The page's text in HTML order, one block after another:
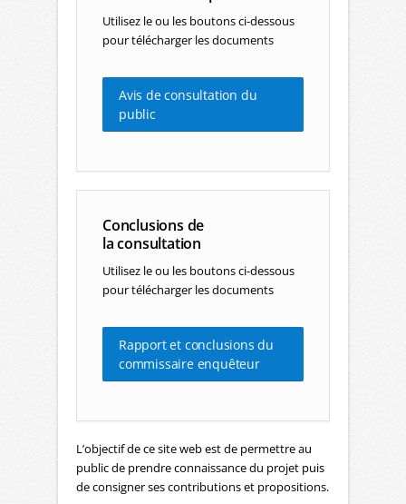
Utilisez le ou les boutons ci-dessous
pour télécharger les documents
Avis de consultation du
public
Conclusions de
la consultation
Utilisez le ou les boutons ci-dessous
pour télécharger les documents
Rapport et conclusions du
commissaire enquêteur
L’objectif de ce site web est de permettre au
public de prendre connaissance du projet puis
de consigner ses contributions et propositions.